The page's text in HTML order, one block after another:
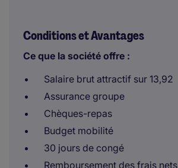
Conditions et Avantages
Ce que la société offre :
Salaire brut attractif sur 13,92
Assurance groupe
Chèques-repas
Budget mobilité
30 jours de congé
Remboursement des frais nets